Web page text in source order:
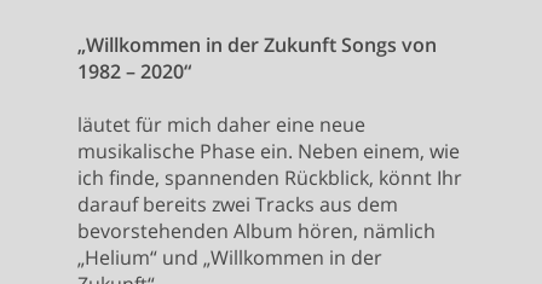
„Willkommen in der Zukunft Songs von
1982 – 2020“
läutet für mich daher eine neue
musikalische Phase ein. Neben einem, wie
ich finde, spannenden Rückblick, könnt Ihr
darauf bereits zwei Tracks aus dem
bevorstehenden Album hören, nämlich
„Helium“ und „Willkommen in der